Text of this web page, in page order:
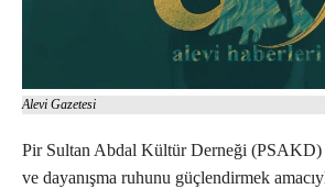
Alevi Gazetesi
Pir Sultan Abdal Kültür Derneği
ve dayanışma ruhunu güçlendirmek